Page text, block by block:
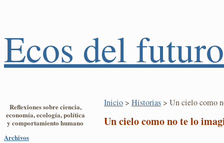
Ecos del futuro
Reflexiones sobre ciencia,
economía, ecología, política
y comportamiento humano
Archivos
Inicio > Historias > Un cielo como
Un cielo como no te lo